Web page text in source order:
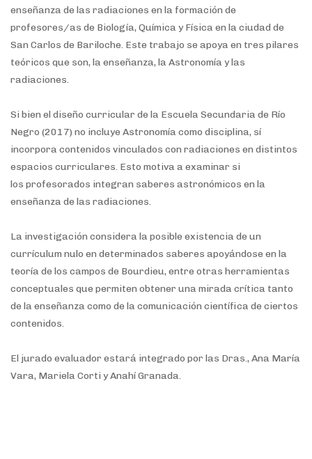
enseñanza de las radiaciones en la formación de
profesores/as de Biología, Química y Física en la ciudad de
San Carlos de Bariloche. Este trabajo se apoya en tres pilares
teóricos que son, la enseñanza, la Astronomía y las
radiaciones.
Si bien el diseño curricular de la Escuela Secundaria de Río
Negro (2017) no incluye Astronomía como disciplina, sí
incorpora contenidos vinculados con radiaciones en distintos
espacios curriculares. Esto motiva a examinar si
los profesorados integran saberes astronómicos en la
enseñanza de las radiaciones.
La investigación considera la posible existencia de un
currículum nulo en determinados saberes apoyándose en la
teoría de los campos de Bourdieu, entre otras herramientas
conceptuales que permiten obtener una mirada crítica tanto
de la enseñanza como de la comunicación científica de ciertos
contenidos.
El jurado evaluador estará integrado por las Dras., Ana María
Vara, Mariela Corti y Anahí Granada.